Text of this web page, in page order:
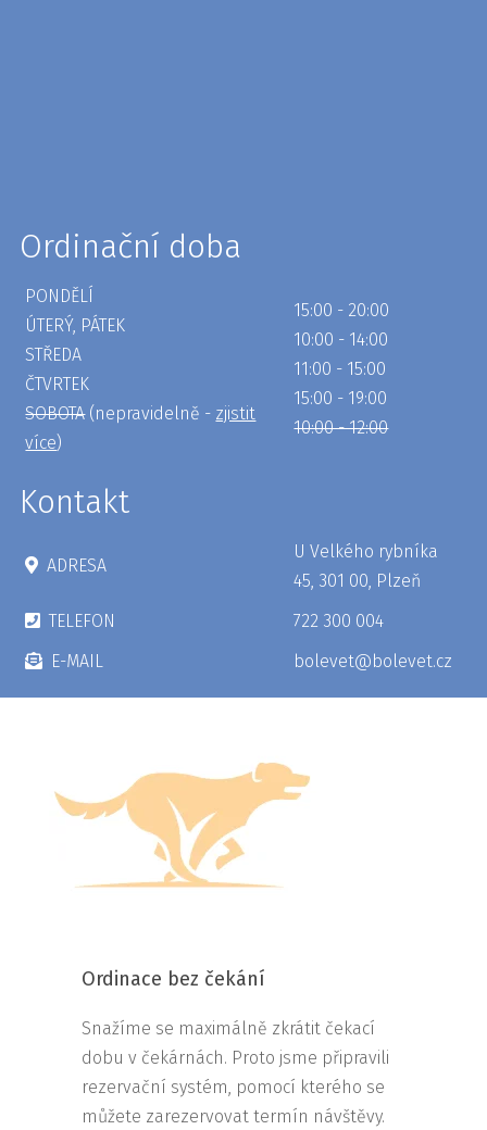
Ordinační doba
PONDĚLÍ
ÚTERÝ, PÁTEK
STŘEDA
ČTVRTEK
SOBOTA(nepravidelně - zjistit
více)
15:00 - 20:00
10:00 - 14:00
11:00 - 15:00
15:00 - 19:00
10:00 - 12:00
Kontakt
ADRESA
U Velkého rybníka
45, 301 00, Plzeň
TELEFON
722 300 004
E-MAIL
bolevet@bolevet.cz
Ordinace bez čekání
Snažíme se maximálně zkrátit čekací
dobu v čekárnách. Proto jsme připravili
rezervační systém, pomocí kterého se
můžete zarezervovat termín návštěvy.